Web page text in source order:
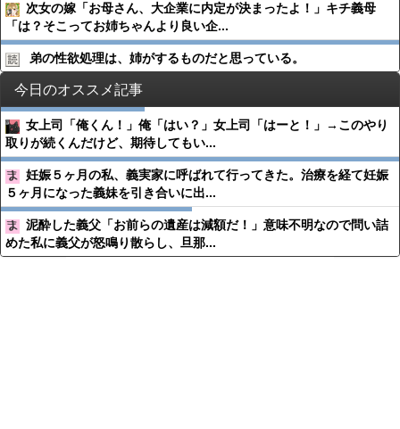
次女の嫁「お母さん、大企業に内定が決まったよ！」キチ義母
「は？そこってお姉ちゃんより良い企...
弟の性欲処理は、姉がするものだと思っている。
今日のオススメ記事
女上司「俺くん！」俺「はい？」女上司「はーと！」→このやり
取りが続くんだけど、期待してもい...
妊娠５ヶ月の私、義実家に呼ばれて行ってきた。治療を経て妊娠
５ヶ月になった義妹を引き合いに出...
泥酔した義父「お前らの遺産は減額だ！」意味不明なので問い詰
めた私に義父が怒鳴り散らし、旦那...